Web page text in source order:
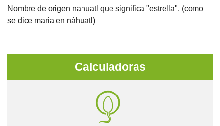
Nombre de origen nahuatl que significa "estrella". (como
se dice maria en náhuatl)
Calculadoras